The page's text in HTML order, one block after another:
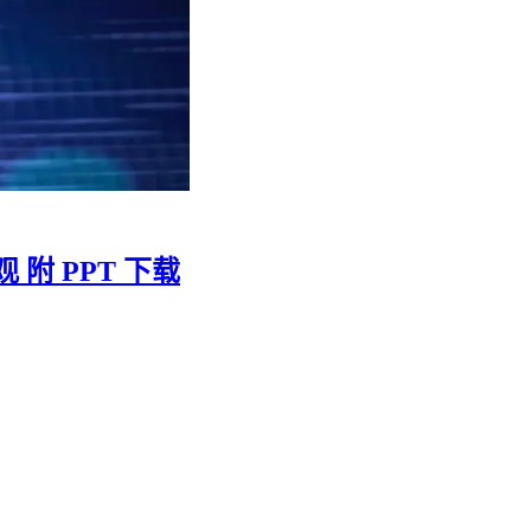
附 PPT 下载